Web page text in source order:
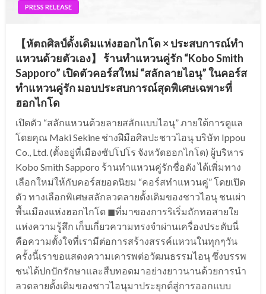
PRESS RELEASE
【หัตถศิลป์ดั้งเดิมแห่งฮอกไกโด × ประสบการณ์ทำ
แหวนด้วยตัวเอง】 ร้านทำแหวนคู่รัก “Kobo Smith
Sapporo” เปิดตัวคอร์สใหม่ “สลักลายไอนุ” ในคอร์ส
ทำแหวนคู่รัก มอบประสบการณ์สุดพิเศษเฉพาะที่
ฮอกไกโด
เปิดตัว “สลักแหวนด้วยลายสลักแบบไอนุ” ภายใต้การดูแล
โดยคุณ Maki Sekine ช่างฝีมือศิลปะชาวไอนุ บริษัท Ippou
Co., Ltd. (ตั้งอยู่ที่เมืองซัปโปโร จังหวัดฮอกไกโด) ผู้บริหาร
Kobo Smith Sapporo ร้านทำแหวนคู่รักชื่อดัง ได้เพิ่มทาง
เลือกใหม่ให้กับคอร์สยอดนิยม “คอร์สทำแหวนคู่” โดยเปิด
ตัว ทางเลือกพิเศษสลักลวดลายดั้งเดิมของชาวไอนุ ชนเผ่า
พื้นเมืองแห่งฮอกไกโด ◼︎ที่มาของการริเริ่มถักทอสายใย
แห่งความรู้สึก เก็บเกี่ยวความทรงจำผ่านเครื่องประดับนี่
คือความตั้งใจที่เรามีต่อการสร้างสรรค์แหวนในทุกๆวัน
ครั้งนี้เราขอแสดงความเคารพต่อวัฒนธรรมไอนุ ซึ่งบรรพ
ชนได้ปกปักรักษาและสืบทอดมาอย่างยาวนานด้วยการนำ
ลวดลายดั้งเดิมของชาวไอนุมาประยุกต์สู่การออกแบบ